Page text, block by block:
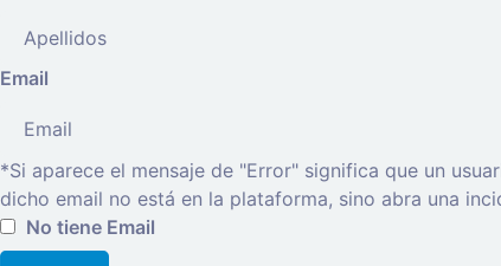
Email
*Si aparece el mensaje de "Error" significa que un
dicho email no está en la plataforma, sino abra una
No tiene Email